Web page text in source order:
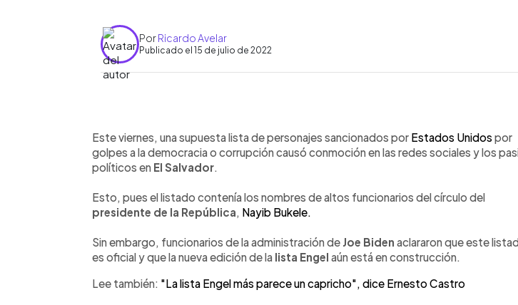
PorRicardo Avelar
Publicado el 15 de julio de 2022
Escuchar artículo
Este viernes, una supuesta lista de personajes sancionados por Estados Unidospor
golpes a la democracia o corrupción causó conmoción en las redes sociales y los
políticos en El Salvador
Esto, pues el listado contenía los nombres de altos funcionarios del círculo del
presidente de la República Nayib Bukele.
Sin embargo, funcionarios de la administración de Joe Biden aclararon que este
es oficial y que la nueva edición de la lista Engel aún está en construcción.
Lee también: "La lista Engel más parece un capricho", dice Ernesto Castro